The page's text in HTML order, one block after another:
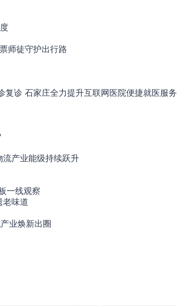
师徒守护出行路
复诊 石家庄全力提升互联网医院便捷就医服务
产业能级持续跃升
一线观察
老味道
业焕新出圈